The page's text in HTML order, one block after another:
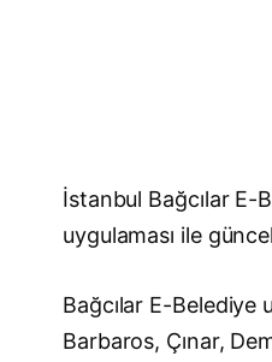
İstanbul Bağcılar E-
uygulaması ile
Bağcılar E-Belediye
Barbaros, Çınar,